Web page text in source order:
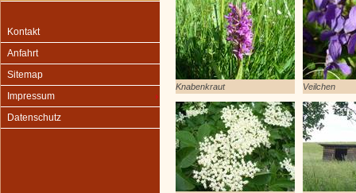
Kontakt
Anfahrt
Sitemap
Impressum
Datenschutz
Knabenkraut Veilchen